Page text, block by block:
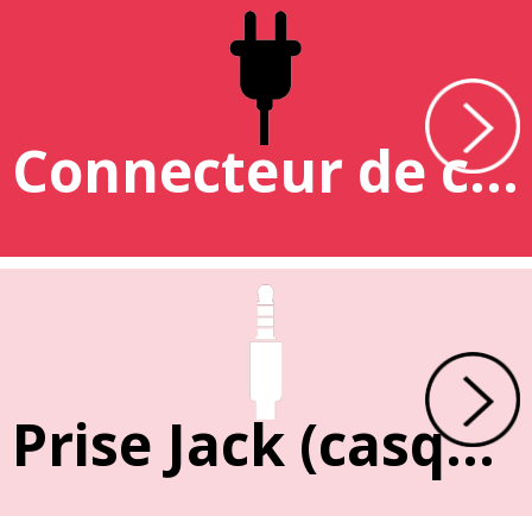
Connecteur de charge
Prise Jack (casque)